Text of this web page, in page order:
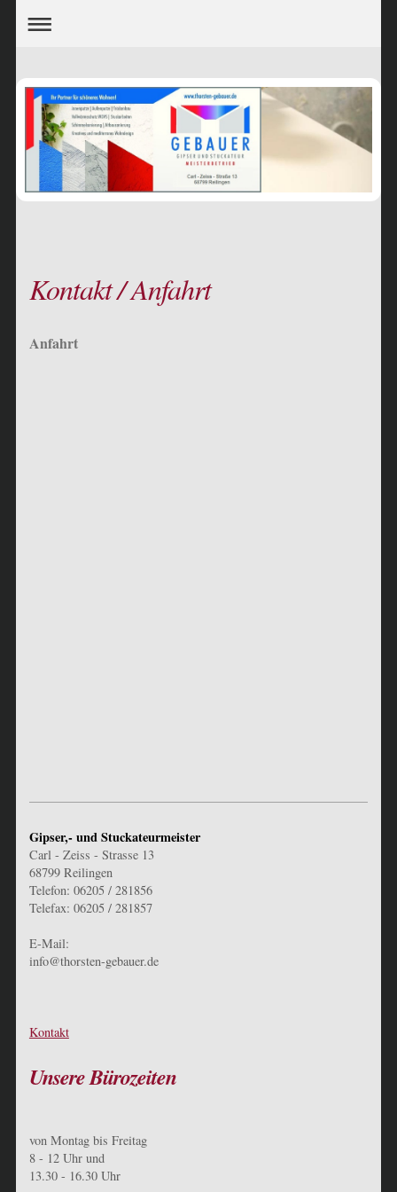
Kontakt / Anfahrt
Anfahrt
Gipser,- und Stuckateurmeister
Carl - Zeiss - Strasse 13
68799 Reilingen
Telefon: 06205 / 281856
Telefax: 06205 / 281857
E-Mail:
info@thorsten-gebauer.de
Kontakt
Unsere Bürozeiten
von Montag bis Freitag
8 - 12 Uhr und
13.30 - 16.30 Uhr